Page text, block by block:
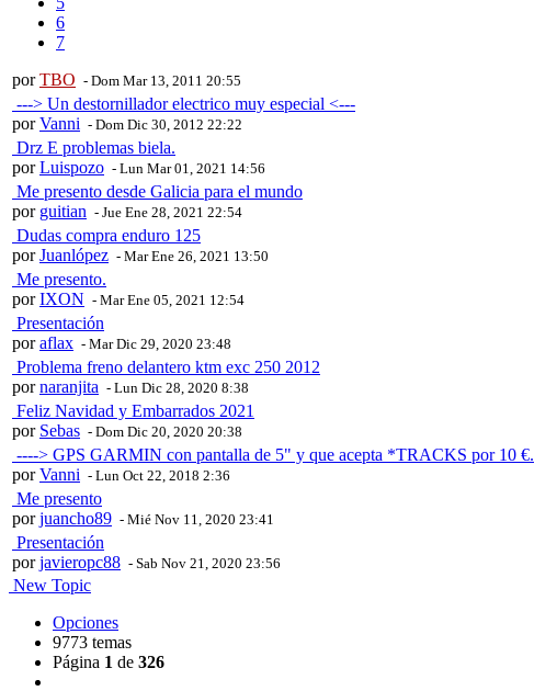
6
7
porTBO - Dom Mar 13, 2011 20:55
---> Un destornillador electrico muy especial <---
porVanni - Dom Dic 30, 2012 22:22
Drz E problemas biela.
porLuispozo - Lun Mar 01, 2021 14:56
Me presento desde Galicia para el mundo
por guitian - Jue Ene 28, 2021 22:54
Dudas compra enduro 125
porJuanlópez - Mar Ene 26, 2021 13:50
Me presento.
porIXON - Mar Ene 05, 2021 12:54
Presentación
poraflax - Mar Dic 29, 2020 23:48
Problema freno delantero ktm exc 250 2012
pornaranjita - Lun Dic 28, 2020 8:38
Feliz Navidad y Embarrados 2021
por Sebas - Dom Dic 20, 2020 20:38
----> GPS GARMIN con pantalla de 5" y que acepta *TRACKS por 10 €.
porVanni - Lun Oct 22, 2018 2:36
Me presento
porjuancho89 - Mié Nov 11, 2020 23:41
Presentación
porjavieropc88 - Sab Nov 21, 2020 23:56
New Topic
Opciones
9773 temas
Página 1 de 326